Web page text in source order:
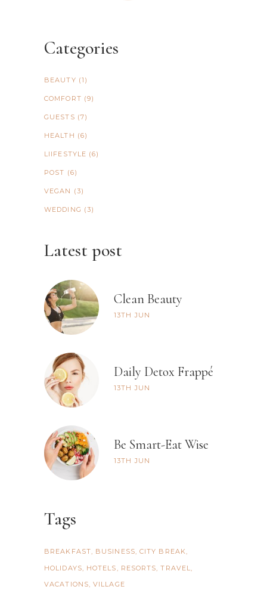
Categories
BEAUTY (1)
COMFORT (9)
GUESTS (7)
HEALTH (6)
LIIFESTYLE (6)
POST (6)
VEGAN (3)
WEDDING (3)
Latest post
Clean Beauty
13TH JUN
Daily Detox Frappé
13TH JUN
Be Smart-Eat Wise
13TH JUN
Tags
BREAKFAST BUSINESS CITY BREAK
HOLIDAYS
HOTELS RESORTS
TRAVEL
VACATIONS VILLAGE